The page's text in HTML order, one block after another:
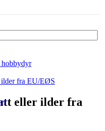
ilder fra EU/EØS
eller ilder fra